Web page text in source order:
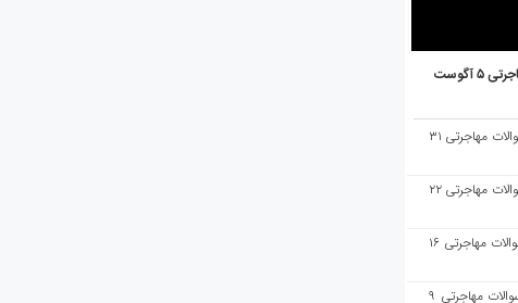
آگوست
هفته‌نامه مهاجرت/پاسخ به سوالات مهاجرتی ۳۱
هفته‌نامه مهاجرت/پاسخ به سوالات مهاجرتی ۲۲
هفته‌نامه مهاجرت/پاسخ به سوالات مهاجرتی ۱۶
هفته‌نامه مهاجرت/پاسخ به سوالات مهاجرتی ۹